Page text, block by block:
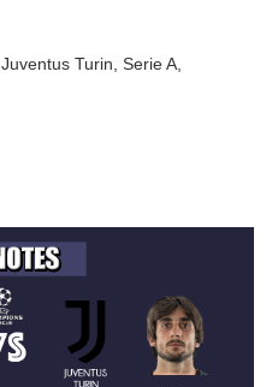
Juventus Turin Serie A